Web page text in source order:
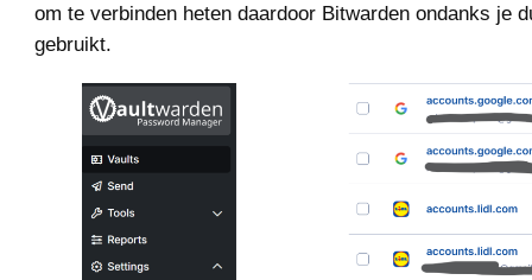
om te verbinden heten daardoor Bitwarden ondanks je
gebruikt.